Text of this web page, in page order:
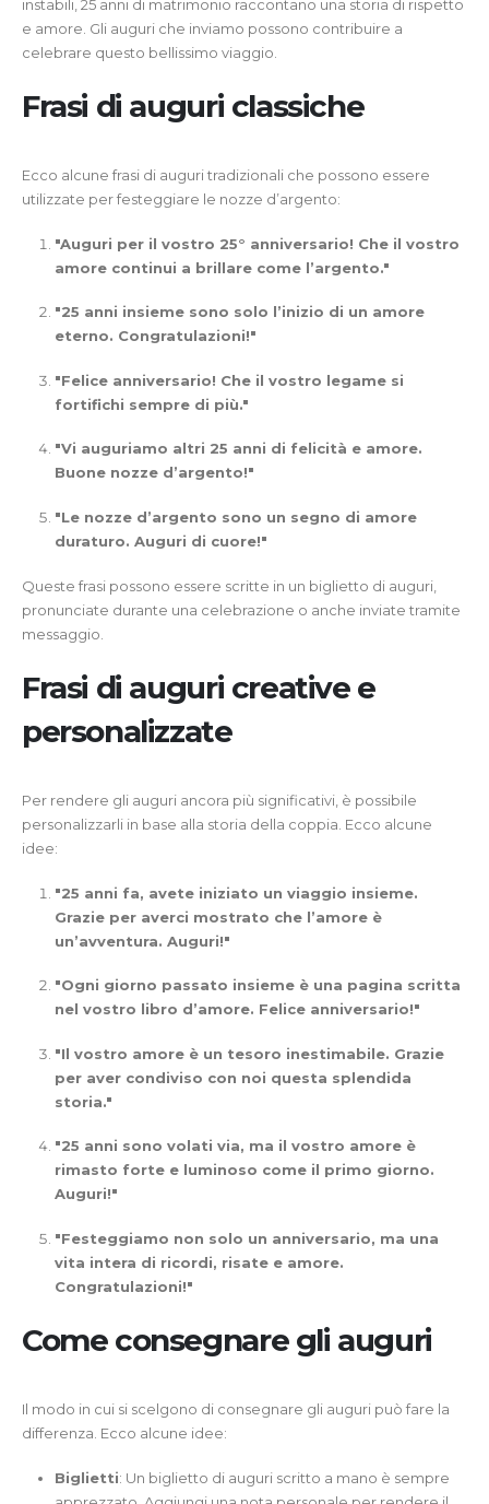
instabili, 25 anni di matrimonio raccontano una storia di rispetto
e amore. Gli auguri che inviamo possono contribuire a
celebrare questo bellissimo viaggio.
Frasi di auguri classiche
Ecco alcune frasi di auguri tradizionali che possono essere
utilizzate per festeggiare le nozze d’argento:
"Auguri per il vostro 25° anniversario! Che il vostro
amore continui a brillare come l’argento."
"25 anni insieme sono solo l’inizio di un amore
eterno. Congratulazioni!"
"Felice anniversario! Che il vostro legame si
fortifichi sempre di più."
"Vi auguriamo altri 25 anni di felicità e amore.
Buone nozze d’argento!"
"Le nozze d’argento sono un segno di amore
duraturo. Auguri di cuore!"
Queste frasi possono essere scritte in un biglietto di auguri,
pronunciate durante una celebrazione o anche inviate tramite
messaggio.
Frasi di auguri creative e
personalizzate
Per rendere gli auguri ancora più significativi, è possibile
personalizzarli in base alla storia della coppia. Ecco alcune
idee:
"25 anni fa, avete iniziato un viaggio insieme.
Grazie per averci mostrato che l’amore è
un’avventura. Auguri!"
"Ogni giorno passato insieme è una pagina scritta
nel vostro libro d’amore. Felice anniversario!"
"Il vostro amore è un tesoro inestimabile. Grazie
per aver condiviso con noi questa splendida
storia."
"25 anni sono volati via, ma il vostro amore è
rimasto forte e luminoso come il primo giorno.
Auguri!"
"Festeggiamo non solo un anniversario, ma una
vita intera di ricordi, risate e amore.
Congratulazioni!"
Come consegnare gli auguri
Il modo in cui si scelgono di consegnare gli auguri può fare la
differenza. Ecco alcune idee:
Biglietti: Un biglietto di auguri scritto a mano è sempre